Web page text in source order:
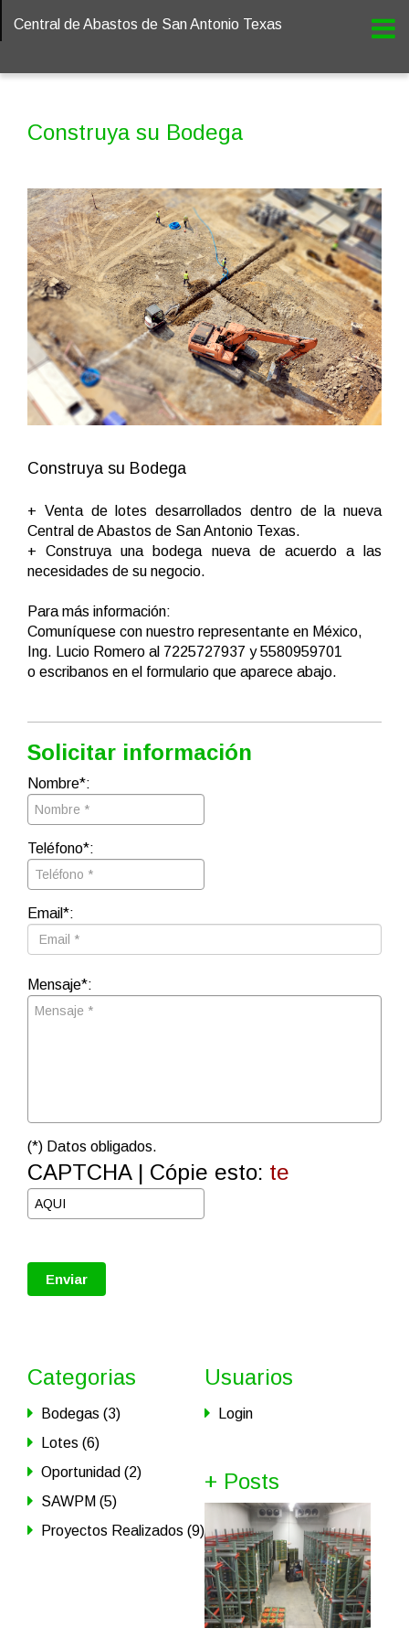
Central de Abastos de San Antonio Texas
Construya su Bodega
Construya su Bodega
+ Venta de lotes desarrollados dentro de la nueva
Central de Abastos de San Antonio Texas.
+ Construya una bodega nueva de acuerdo a las
necesidades de su negocio.
Para más información:
Comuníquese con nuestro representante en México,
Ing. Lucio Romero al 7225727937 y 5580959701
o escribanos en el formulario que aparece abajo.
Solicitar información
Nombre*:
Teléfono*:
Email*:
Mensaje*:
(*) Datos obligados.
CAPTCHA | Cópie esto: te
Categorias
Bodegas (3)
Lotes (6)
Oportunidad (2)
SAWPM (5)
Proyectos Realizados (9)
Usuarios
Login
+ Posts